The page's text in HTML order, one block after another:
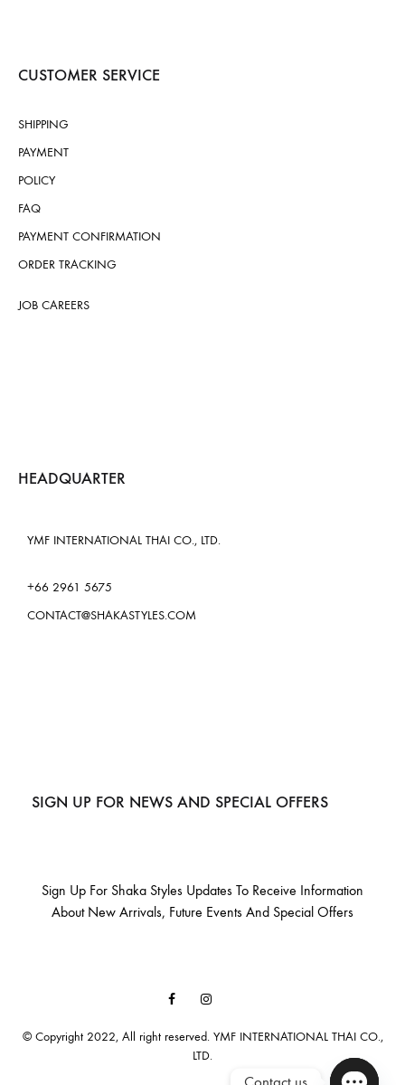
CUSTOMER SERVICE
SHIPPING
PAYMENT
POLICY
FAQ
PAYMENT CONFIRMATION
ORDER TRACKING
JOB CAREERS
HEADQUARTER
YMF INTERNATIONAL THAI CO., LTD.
+66 2961 5675
CONTACT@SHAKASTYLES.COM
SIGN UP FOR NEWS AND SPECIAL OFFERS
Sign Up For Shaka Styles Updates To Receive Information
About New Arrivals, Future Events And Special Offers
© Copyright 2022, All right reserved. YMF INTERNATIONAL THAI CO.,
LTD.
FacebookInstagram